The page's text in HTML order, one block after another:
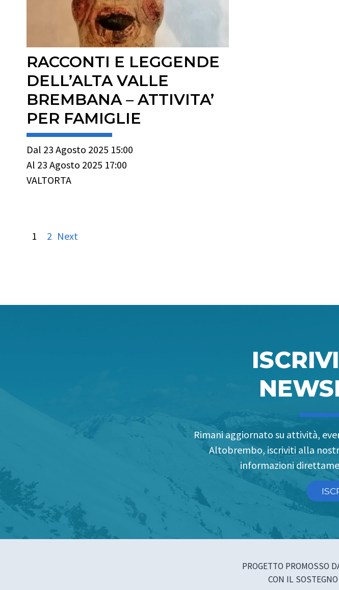
RACCONTI E LEGGENDE
DELL’ALTA VALLE
BREMBANA – ATTIVITA’
PER FAMIGLIE
Dal 23 Agosto 2025 15:00
Al 23 Agosto 2025 17:00
VALTORTA
1 2 Next
Rimani aggiornato su attività,
Altobrembo, iscriviti alla
informazioni
PROGETTO PROMOSSO
CON IL